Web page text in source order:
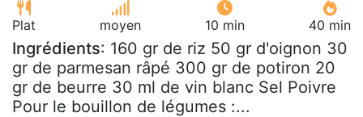
Plat moyen 10 min 40 min
Ingrédients: 160 gr de riz 50 gr d'oignon 30
gr de parmesan râpé 300 gr de potiron 20
gr de beurre 30 ml de vin blanc Sel Poivre
Pour le bouillon de légumes :...